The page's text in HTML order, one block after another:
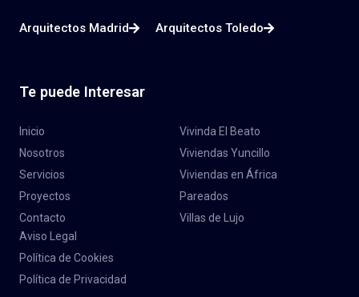
Arquitectos Madrid Arquitectos Toledo
Te puede Interesar
Inicio
Nosotros
Servicios
Proyectos
Contacto
Vivinda El Beato
Viviendas Yuncillo
Viviendas en África
Pareados
Villas de Lujo
Aviso Legal
Política de Cookies
Política de Privacidad